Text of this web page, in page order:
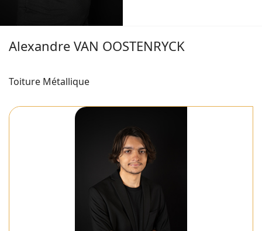
Alexandre VAN OOSTENRYCK
Toiture Métallique